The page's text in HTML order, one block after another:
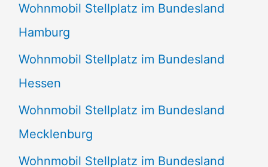
Wohnmobil Stellplatz im Bundesland
Hamburg
Wohnmobil Stellplatz im Bundesland
Hessen
Wohnmobil Stellplatz im Bundesland
Mecklenburg
Wohnmobil Stellplatz im Bundesland